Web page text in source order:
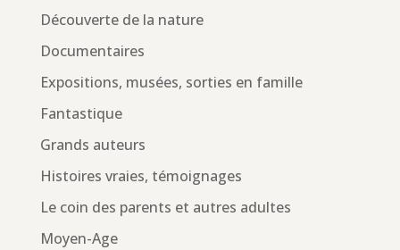
Découverte de la nature
Documentaires
Expositions, musées, sorties en famille
Fantastique
Grands auteurs
Histoires vraies, témoignages
Le coin des parents et autres adultes
Moyen-Age